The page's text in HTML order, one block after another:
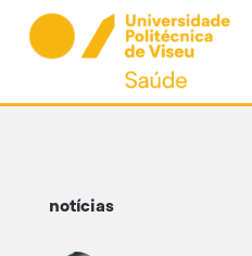
content
notícias